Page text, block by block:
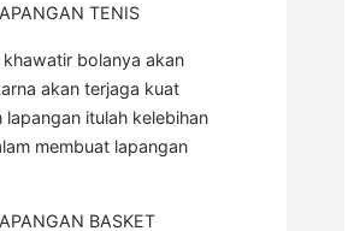
TENIS
bolanya akan
akan terjaga kuat
lapangan itulah kelebihan
membuat lapangan
BASKET